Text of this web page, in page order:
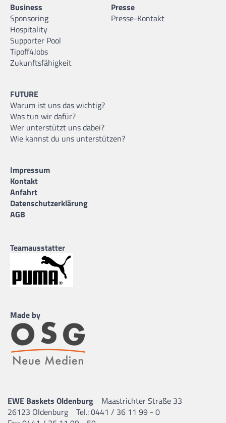
Business
Sponsoring
Hospitality
Supporter Pool
Tipoff4Jobs
Zukunftsfähigkeit
Presse
Presse-Kontakt
FUTURE
Warum ist uns das wichtig?
Was tun wir dafür?
Wer unterstützt uns dabei?
Wie kannst du uns unterstützen?
Impressum
Kontakt
Anfahrt
Datenschutzerklärung
AGB
Teamausstatter
Made by
EWE Baskets Oldenburg
Maastrichter Straße 33
26123 Oldenburg
Tel.: 0441 / 36 11 99 - 0